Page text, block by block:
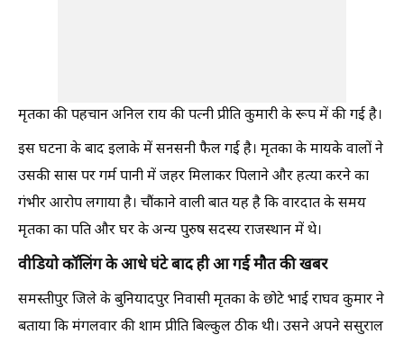
मृतका की पहचान अनिल राय की पत्नी प्रीति कुमारी के रूप में की गई है।
इस घटना के बाद इलाके में सनसनी फैल गई है। मृतका के मायके वालों ने
उसकी सास पर गर्म पानी में जहर मिलाकर पिलाने और हत्या करने का
गंभीर आरोप लगाया है। चौंकाने वाली बात यह है कि वारदात के समय
मृतका का पति और घर के अन्य पुरुष सदस्य राजस्थान में थे।
वीडियो कॉलिंग के आधे घंटे बाद ही आ गई मौत की खबर
समस्तीपुर जिले के बुनियादपुर निवासी मृतका के छोटे भाई राघव कुमार ने
बताया कि मंगलवार की शाम प्रीति बिल्कुल ठीक थी। उसने अपने ससुराल